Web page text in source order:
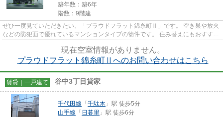
築年数：築6年
階数：9階建
ぜひ一度見ていただきたい、「プラウドフラット錦糸町Ⅱ」です。 空き巣や放火
などの防犯面で優れているマンションタイプの物件です。 住み替えにもおすす
現在空室情報がありません。
プラウドフラット錦糸町Ⅱへのお問い合わせはこちら
賃貸｜一戸建て 谷中3丁目貸家
千代田線 「 千駄木 」駅 徒歩5分
山手線 「 日暮里 」駅 徒歩6分